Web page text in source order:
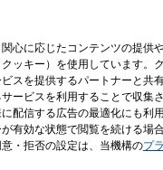
心に応じたコンテンツの提
ッキー）を使用しています
スを提供するパートナーと
ービスを利用することで収
配信する広告の最適化にも
有効な状態で閲覧を続ける
・拒否の設定は、当機構のプ